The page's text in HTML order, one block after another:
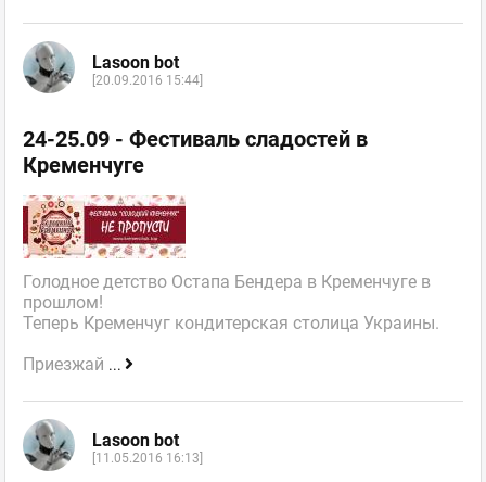
Lasoon bot
[20.09.2016 15:44]
24-25.09 - Фестиваль сладостей в
Кременчуге
Голодное детство Остапа Бендера в Кременчуге в
прошлом!
Теперь Кременчуг кондитерская столица Украины.
Приезжай ...
Lasoon bot
[11.05.2016 16:13]